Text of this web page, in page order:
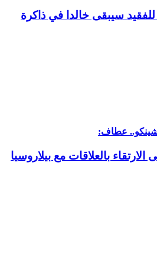
سيبقى خالدا في ذاكرة
عطاف:
بالعلاقات مع بيلاروسيا